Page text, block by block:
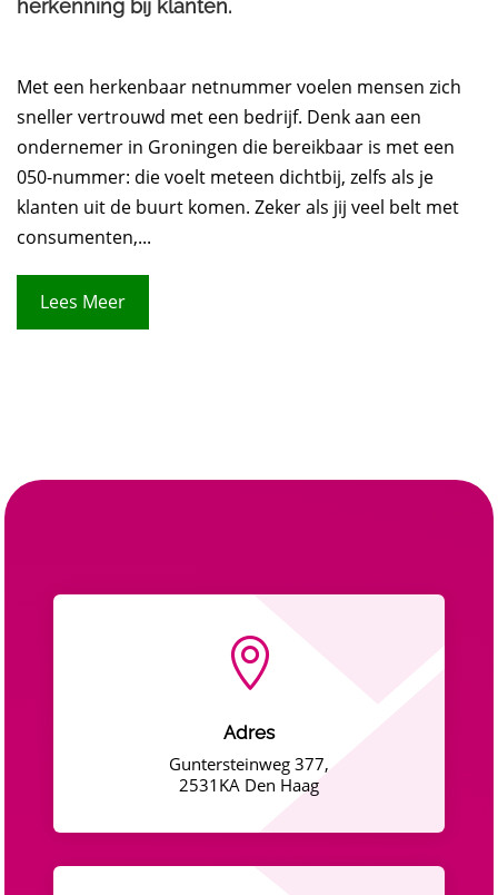
herkenning bij klanten.
Met een herkenbaar netnummer voelen mensen zich
sneller vertrouwd met een bedrijf. Denk aan een
ondernemer in Groningen die bereikbaar is met een
050-nummer: die voelt meteen dichtbij, zelfs als je
klanten uit de buurt komen. Zeker als jij veel belt met
consumenten,...
Lees Meer

Adres
Guntersteinweg 377,
2531KA Den Haag